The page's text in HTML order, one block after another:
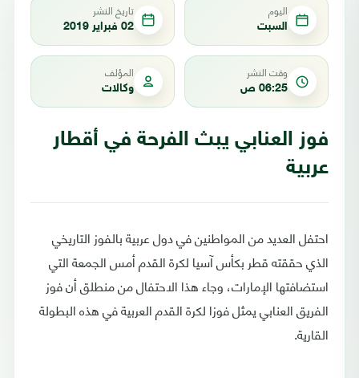
اليوم
السبت
تاريخ النشر
02 فبراير 2019
وقت النشر
06:25 ص
المؤلف
وكالات
فوز العنابي يبث الفرحة في أقطار
عربية
احتفل العديد من المواطنين في دول عربية بالفوز التاريخي
الذي حققته قطر بكأس آسيا لكرة القدم أمس الجمعة التي
استضافتها الإمارات، وجاء هذا الاحتفال من منطلق أن فوز
الفريق العنابي يمثل فوزا لكرة القدم العربية في هذه البطولة
القارية.